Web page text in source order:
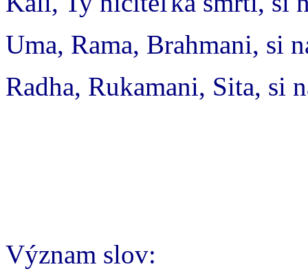
Uma, Rama, Brahmani, si
Radha, Rukamani, Sita, si
Význam slov: